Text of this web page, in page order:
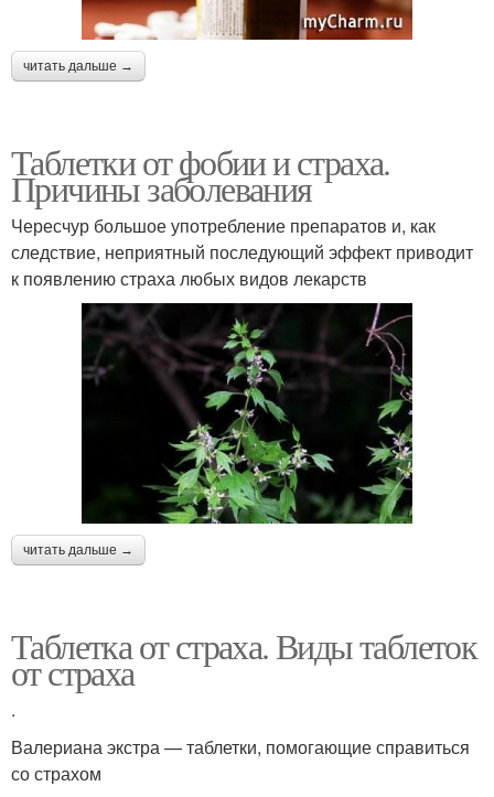
читать дальше →
Таблетки от фобии и страха.
Причины заболевания
Чересчур большое употребление препаратов и, как
следствие, неприятный последующий эффект приводит
к появлению страха любых видов лекарств
читать дальше →
Таблетка от страха. Виды таблеток
от страха
.
Валериана экстра — таблетки, помогающие справиться
со страхом